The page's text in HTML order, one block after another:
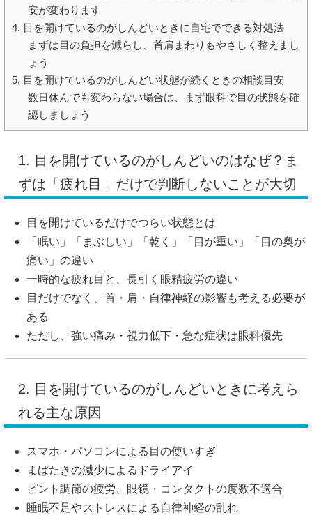
安が変わります
4. 目を開けているのがしんどいときに自宅でできる対処法
まずは目の負担を減らし、首肩まわりもやさしく整えまし
ょう
5. 目を開けているのがしんどい状態が続くときの相談目安
数日休んでも変わらない場合は、まず眼科で目の状態を確
認しましょう
1. 目を開けているのがしんどいのはなぜ？ま
ずは「疲れ目」だけで判断しないことが大切
目を開けているだけでつらい状態とは
「眠い」「まぶしい」「乾く」「目が重い」「目の奥が
痛い」の違い
一時的な疲れ目と、長引く眼精疲労の違い
目だけでなく、首・肩・自律神経の影響も考える必要が
ある
ただし、強い痛み・視力低下・急な症状は眼科優先
2. 目を開けているのがしんどいときに考えら
れる主な原因
スマホ・パソコンによる目の使いすぎ
まばたきの減少によるドライアイ
ピント調節の疲労、眼鏡・コンタクトの度数不適合
睡眠不足やストレスによる自律神経の乱れ